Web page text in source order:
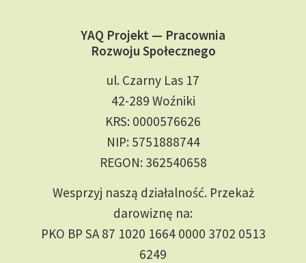
YAQ Projekt — Pracownia
Rozwoju Społecznego
ul. Czarny Las 17
42-289 Woźniki
KRS: 0000576626
NIP: 5751888744
REGON: 362540658
Wesprzyj naszą działalność. Przekaż
darowiznę na:
PKO BP SA 87 1020 1664 0000 3702 0513
6249